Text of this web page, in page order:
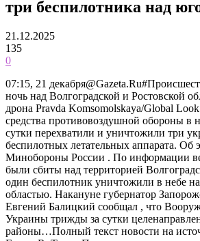
три беспилотника над
21.12.2025
135
0
07:15, 21
ночь над Волгоградской и Ростовской
дрона Pravda Komsomolskaya/Global
средства противовоздушной обороны в
сутки перехватили и уничтожили три
беспилотных летательных аппарата. Об
Минобороны России . По информации
были сбиты над территорией
один беспилотник уничтожили в небе
областью. Накануне губернатор
Евгений Балицкий сообщал , что
Украины трижды за сутки
районы…Полный текст новости на